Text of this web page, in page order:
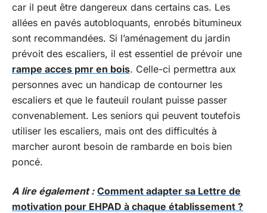
car il peut être dangereux dans certains cas. Les
allées en pavés autobloquants, enrobés bitumineux
sont recommandées. Si l’aménagement du jardin
prévoit des escaliers, il est essentiel de prévoir une
rampe acces pmr en bois. Celle-ci permettra aux
personnes avec un handicap de contourner les
escaliers et que le fauteuil roulant puisse passer
convenablement. Les seniors qui peuvent toutefois
utiliser les escaliers, mais ont des difficultés à
marcher auront besoin de rambarde en bois bien
poncé.
A lire également : Comment adapter sa Lettre de
motivation pour EHPAD à chaque établissement ?